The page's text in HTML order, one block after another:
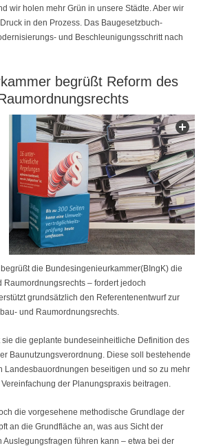
wir holen mehr Grün in unsere Städte. Aber wir
in den Prozess. Das Baugesetzbuch-
und Beschleunigungsschritt nach
begrüßt Reform des
begrüßt die Bundesingenieurkammer(BIngK) die
Raumordnungsrechts – fordert jedoch
grundsätzlich den Referentenentwurf zur
und Raumordnungsrechts.
sie die geplante bundeseinheitliche Definition des
Baunutzungsverordnung. Diese soll bestehende
Landesbauordnungen beseitigen und so zu mehr
der Planungspraxis beitragen.
die vorgesehene methodische Grundlage der
an die Grundfläche an, was aus Sicht der
Auslegungsfragen führen kann – etwa bei der